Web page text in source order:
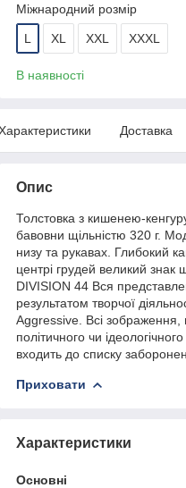
Міжнародний розмір
L XL XXL XXXL
В наявності
Доставка
Опис
Толстовка з кишенею-
бавовни щільністю 320 г.
низу та рукавах. Глибокий
центрі грудей великий
DIVISION 44 Вся
результатом творчої
Aggressive. Всі зображення,
політичного чи
входить до списку
Приховати
Характеристики
Основні